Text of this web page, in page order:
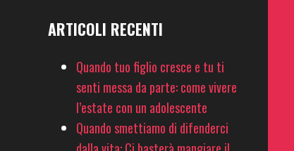
ARTICOLI RECENTI
Quando tuo figlio cresce e tu ti
senti messa da parte: come vivere
l’estate con un adolescente
Quando smettiamo di difenderci